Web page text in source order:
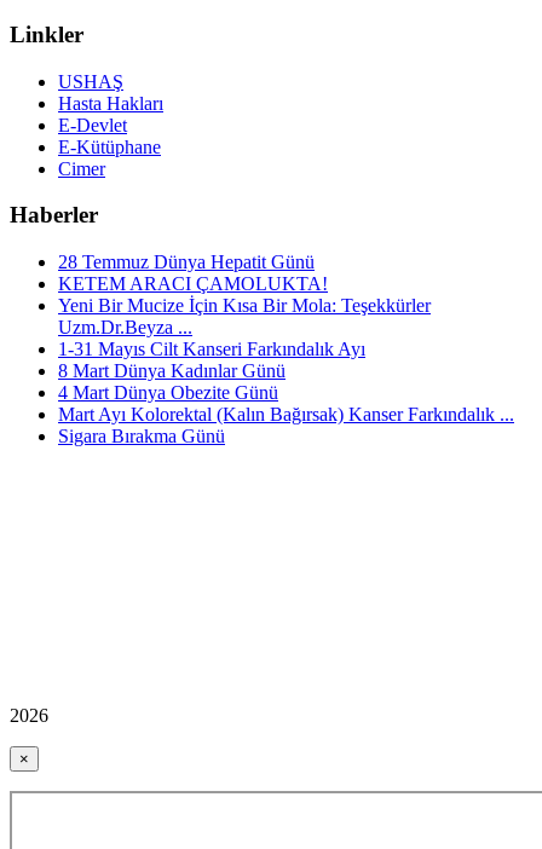
Linkler
USHAŞ
Hasta Hakları
E-Devlet
E-Kütüphane
Cimer
Haberler
28 Temmuz Dünya Hepatit Günü
KETEM ARACI ÇAMOLUKTA!
Yeni Bir Mucize İçin Kısa Bir Mola: Teşekkürler
Uzm.Dr.Beyza ...
1-31 Mayıs Cilt Kanseri Farkındalık Ayı
8 Mart Dünya Kadınlar Günü
4 Mart Dünya Obezite Günü
Mart Ayı Kolorektal (Kalın Bağırsak) Kanser Farkındalık ...
Sigara Bırakma Günü
2026
×